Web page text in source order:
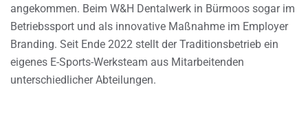
angekommen. Beim W&H Dentalwerk in Bürmoos sogar im
Betriebssport und als innovative Maßnahme im Employer
Branding. Seit Ende 2022 stellt der Traditionsbetrieb ein
eigenes E-Sports-Werksteam aus Mitarbeitenden
unterschiedlicher Abteilungen.